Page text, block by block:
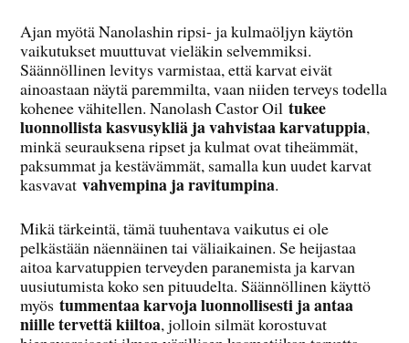
Ajan myötä Nanolashin ripsi- ja kulmaöljyn käytön
vaikutukset muuttuvat vieläkin selvemmiksi.
Säännöllinen levitys varmistaa, että karvat eivät
ainoastaan näytä paremmilta, vaan niiden terveys todella
kohenee vähitellen. Nanolash Castor Oiltukee
luonnollista kasvusykliä ja vahvistaa karvatuppia,
minkä seurauksena ripset ja kulmat ovat tiheämmät,
paksummat ja kestävämmät, samalla kun uudet karvat
kasvavatvahvempina ja ravitumpina.
Mikä tärkeintä, tämä tuuhentava vaikutus ei ole
pelkästään näennäinen tai väliaikainen. Se heijastaa
aitoa karvatuppien terveyden paranemista ja karvan
uusiutumista koko sen pituudelta. Säännöllinen käyttö
myöstummentaa karvoja luonnollisesti ja antaa
niille tervettä kiiltoa, jolloin silmät korostuvat